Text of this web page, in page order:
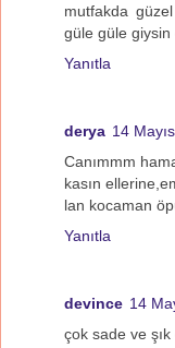
mutfakda
güle güle giysin
Yanıtla
derya 14
Canımmm
kasın
lan kocaman
Yanıtla
devince 14
çok sade ve